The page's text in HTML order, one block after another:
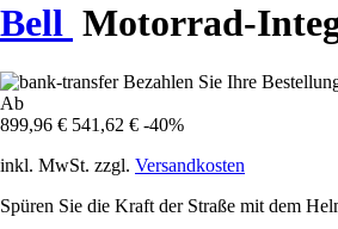
Bell Motorrad-
Bezahlen Sie Ihre
Ab
899,96 € 541,62 € -40%
inkl. MwSt. zzgl. Versandkosten
Spüren Sie die Kraft der Straße mit dem